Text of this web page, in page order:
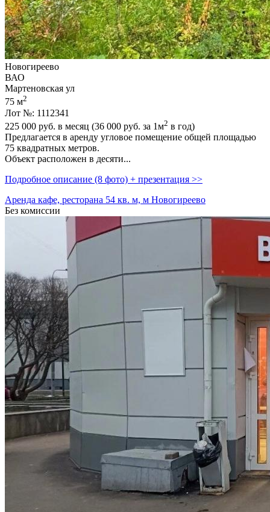
Новогиреево
ВАО
Мартеновская ул
75 м2
Лот №: 1112341
225 000 руб. в месяц (36 000 руб. за 1м2 в год)
Предлагается в аренду угловое помещение общей площадью
75 квадратных метров.
Объект расположен в десяти...
Подробное описание (8 фото) + презентация >>
Аренда кафе, ресторана 54 кв. м, м Новогиреево
Без комиссии